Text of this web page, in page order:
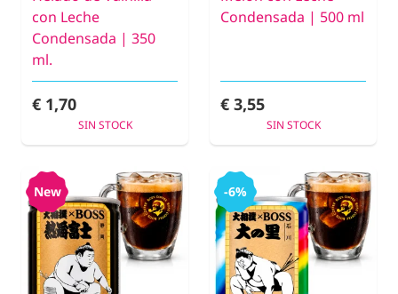
con Leche
Condensada | 350
ml.
€ 1,70
SIN STOCK
Condensada | 500 ml
€ 3,55
SIN STOCK
New -6%